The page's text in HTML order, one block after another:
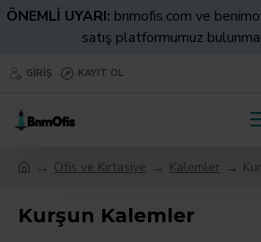
ÖNEMLİ UYARI: bnmofis.com ve
satış platformumuz
GIRIŞ KAYIT OL
Ofis ve Kırtasiye Kalemler
Kurşun Kalemler